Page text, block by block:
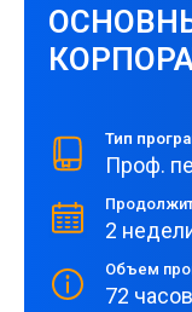
Тип
Проф.
2
Объем
72 часов